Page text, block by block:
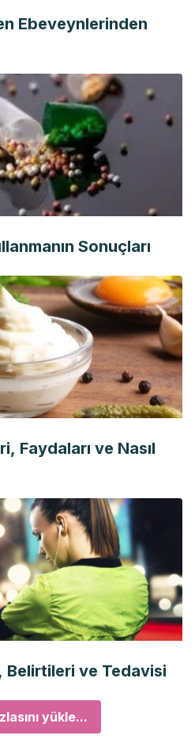
Ebeveynlerinden
Sonuçları
Faydaları ve Nasıl
ve Tedavisi
yükle...